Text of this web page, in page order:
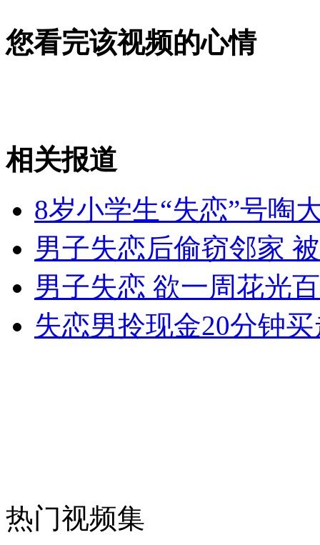
外交部：有关国家言论片面不公正
安徽一实载49人客车翻车
走！跟着总书记去植树
司机酒驾遇交警 急速倒车逃窜
您看完该视频的心情
相关报道
8岁小学生“失恋”号啕
男子失恋后偷窃邻家
男子失恋 欲一周花光
失恋男拎现金20分钟
热门视频集